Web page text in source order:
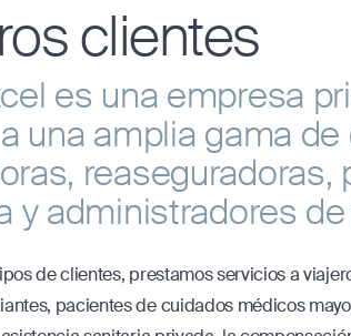
clientes
es una empresa
una amplia gama
reaseguradoras,
y administradores
de clientes, prestamos servicios a
pacientes de cuidados médicos